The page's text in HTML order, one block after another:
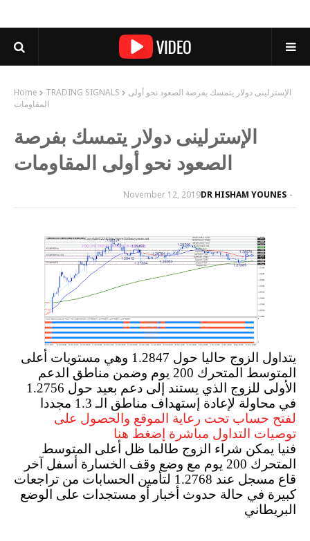
Home TRADING SIGNALS
الإسترلينى دولار يتمسك بفرصة الصعود نحو أولى
المقاومات
الإسترلينى دولار يتمسك بفرصة
الصعود نحو أولى المقاومات
DR HISHAM YOUNES
November 12, 2019
يتداول الزوج حاليا حول 1.2847 وهي مستويات أعلى
المتوسط المتحرك 200 يوم وضمن مناطق الدعم
الأولى للزوج الذي يستند إلى دعم بعيد حول 1.2756
في محاولة لإعادة إستهداف مناطق الـ 1.3 مجددا
لفتح حساب تحت رعاية الموقع والحصول على
توصيات التداول مباشرة إضغط هنا
فنيا يمكن شراء الزوج طالما ظل أعلى المتوسط
المتحرك 200 يوم مع وضع وقف الخسارة أسفل آخر
قاع مسجل عند 1.2768 لتأمين الحسابات من تراجعات
كبيرة في حالة حدوث أخبار أو مستجدات على الوضع
البريطاني